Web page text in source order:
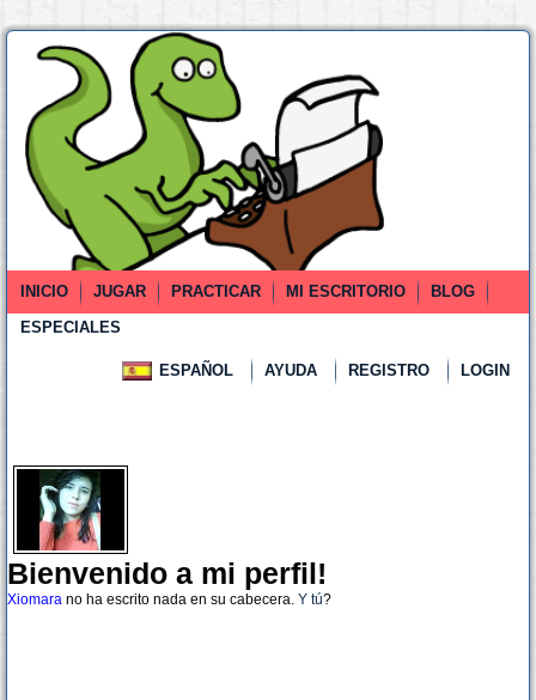
INICIO JUGAR PRACTICAR MI ESCRITORIO
BLOG
ESPECIALES
ESPAÑOL AYUDA REGISTRO LOGIN
Bienvenido a mi perfil!
Xiomara no ha escrito nada en su cabecera. Y tú?